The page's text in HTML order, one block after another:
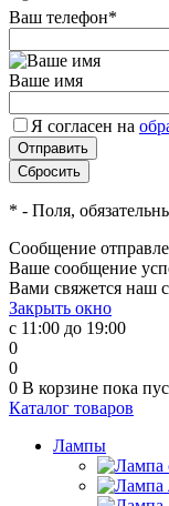
Ваш телефон*
Ваше имя
Я согласен на
* - Поля,
Сообщение
Ваше сообщение
Вами свяжется наш
Закрыть окно
с 11:00 до 19:00
0
0
0 В корзине пока
Каталог товаров
Лампы